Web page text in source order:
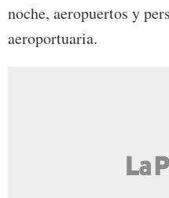
noche, aeropuertos y
aeroportuaria.